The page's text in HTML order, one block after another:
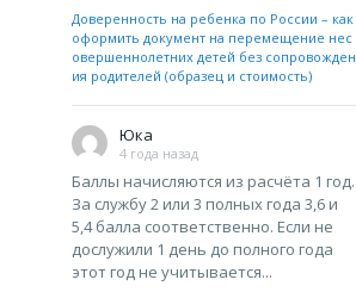
Доверенность на ребенка по России – как
оформить документ на перемещение нес
овершеннолетних детей без сопровожден
ия родителей (образец и стоимость)
Юка
4 года назад
Баллы начисляются из расчёта 1 год.
За службу 2 или 3 полных года 3,6 и
5,4 балла соответственно. Если не
дослужили 1 день до полного года
этот год не учитывается...